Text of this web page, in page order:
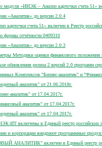
модуля «ИНЭК – Анализ карточки счета 51»
«Аналитик» до версии 2.0.4
счета 51» включен в Реестр
отчётности 0409310
«Аналитик» до версии 2.0.3
Методики оценки финансового
обновления релиза 2 версий 2.0 программ
Комплексов "Бизнес-аналитик" и
аналитик" от 21.06.2018г.
аналитик" от 17.04.2017г.
аналитик" от 17.04.2017г.
аналитик" от 17.04.2017г.
ИТ включены в Единый реестр российских
и корпорации внедряют программные
АНАЛИТИК” включен в Единый реестр